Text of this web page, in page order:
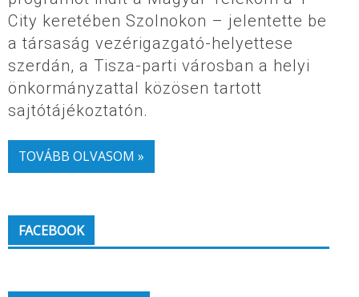
City keretében Szolnokon – jelentette be
a társaság vezérigazgató-helyettese
szerdán, a Tisza-parti városban a helyi
önkormányzattal közösen tartott
sajtótájékoztatón.
TOVÁBB OLVASOM »
FACEBOOK